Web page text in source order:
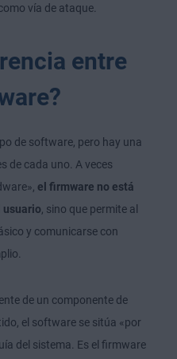
vía de ataque.
entre
de software, pero hay una
de cada uno. A veces
el firmware no está
usuario , sino que permite al
y comunicarse con
de un componente de
el software se sitúa «por
del sistema. Es el firmware